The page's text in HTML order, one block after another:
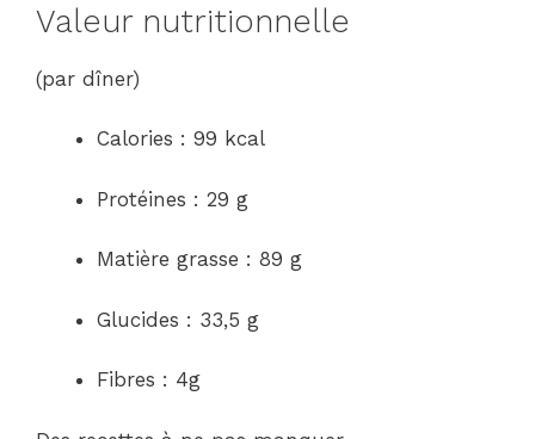
Valeur nutritionnelle
(par dîner)
Calories : 99 kcal
Protéines : 29 g
Matière grasse : 89 g
Glucides : 33,5 g
Fibres : 4g